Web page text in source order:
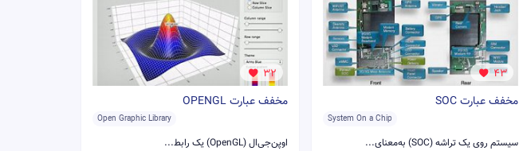
43
مخفف عبارت SOC
System On a Chip
سیستم روی یک تراشه (SOC) به‌معنای...
32
مخفف عبارت OPENGL
Open Graphic Library
اوپن‌جی‌ال (OpenGL) یک رابط...